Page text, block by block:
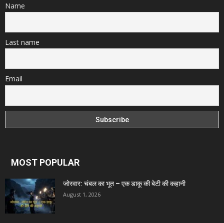
Name
Last name
Email
MOST POPULAR
जोरवार: चंबल का भूत – एक डाकू की बेटी की कहानी
August 1, 2026